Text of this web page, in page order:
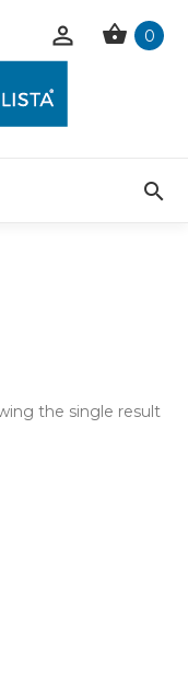
0
the single result